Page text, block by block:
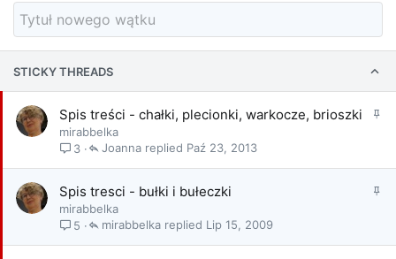
STICKY THREADS
o
Spis treści - chałki, plecionki, warkocze, brioszki
mirabbelka
3
Paź 23, 2013
Joanna
Spis tresci - bułki i bułeczki
mirabbelka
5
Lip 15, 2009
mirabbelka